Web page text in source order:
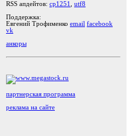
RSS апдейтов: cp1251
utf8
Поддержка:
Евгений Трофименко email facebook
vk
анкоры
партнерская программа
реклама на сайте